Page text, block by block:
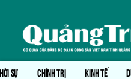
SỰ CHÍNH TRỊ KINH TẾ